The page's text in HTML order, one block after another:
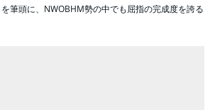
筆頭に、NWOBHM勢の中でも屈指の完成度を誇る